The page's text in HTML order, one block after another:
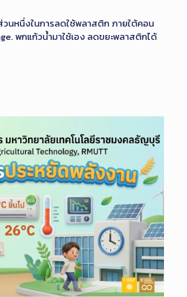
นหนึ่งในการลดใช้พลาสติก ภายใต้คอน
พกแก้วน้ำมาใช้เอง ลดขยะพลาสติกได้